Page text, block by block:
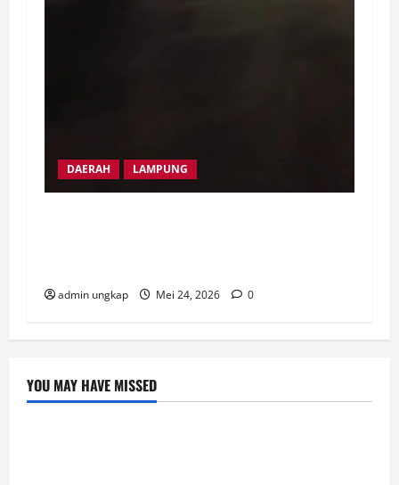
DAERAH LAMPUNG
admin ungkap Mei 24, 2026 0
YOU MAY HAVE MISSED
Post